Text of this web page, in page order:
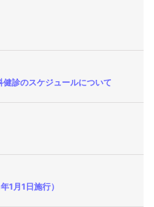
診のスケジュールについて
1月1日施行）